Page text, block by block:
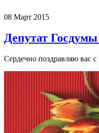
08 Март 2015
Депутат
Сердечно поздравляю вас